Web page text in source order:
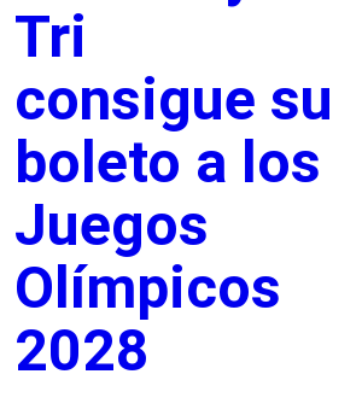
Tri
consigue su
boleto a los
Juegos
Olímpicos
2028